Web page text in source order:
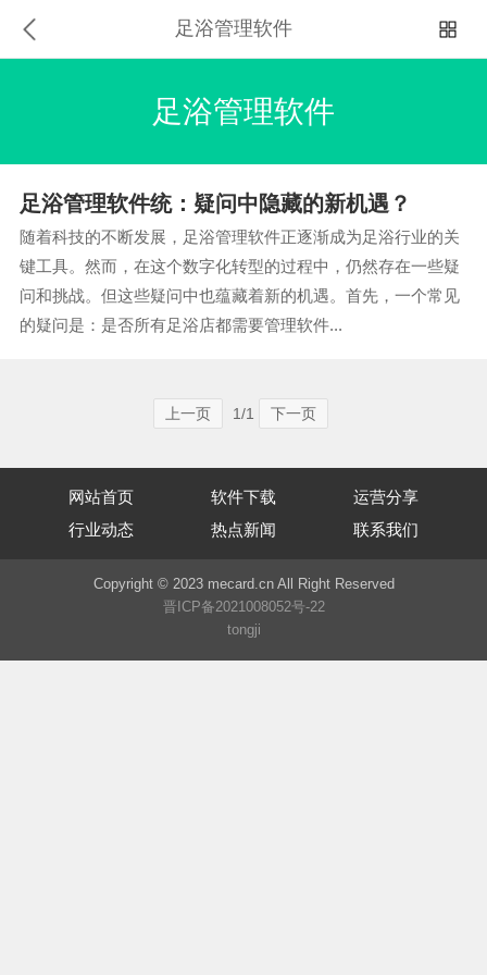
足浴管理软件
足浴管理软件
足浴管理软件统：疑问中隐藏的新机遇？
随着科技的不断发展，足浴管理软件正逐渐成为足浴行业的关
键工具。然而，在这个数字化转型的过程中，仍然存在一些疑
问和挑战。但这些疑问中也蕴藏着新的机遇。首先，一个常见
的疑问是：是否所有足浴店都需要管理软件...
上一页 1/1 下一页
网站首页 软件下载
运营分享
行业动态
热点新闻 联系我们
Copyright © 2023 mecard.cn All Right Reserved
晋ICP备2021008052号-22
tongji